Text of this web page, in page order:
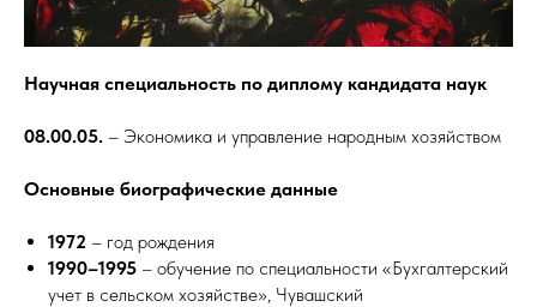
Научная специальность по диплому кандидата наук
08.00.05. – Экономика и управление народным хозяйством
Основные биографические данные
1972 – год рождения
1990–1995 – обучение по специальности «Бухгалтерский
учет в сельском хозяйстве», Чувашский